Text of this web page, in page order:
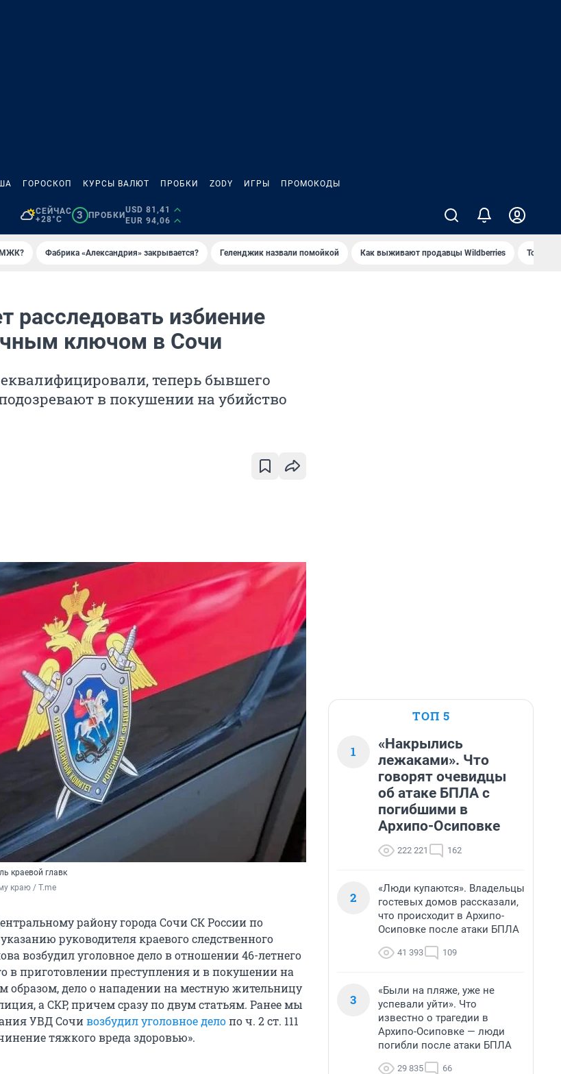
ГОРОСКОП КУРСЫ ВАЛЮТ ПРОБКИ ZODY ИГРЫ ПРОМОКОДЫ
СЕЙЧАС
+28°C
3 ПРОБКИ
USD 81,41
EUR 94,06
МЖК? Фабрика «Александрия» закрывается? Геленджик назвали помойкой Как выживают продавцы Wildberries Топ
расследовать избиение
ключом в Сочи
теперь бывшего
в покушении на убийство
краевой главк
краю / T.me
району города Сочи СК России по
руководителя краевого следственного
возбудил уголовное дело в отношении 46-летнего
в приготовлении преступления и в покушении на
образом, дело о нападении на местную жительницу
а СКР, причем сразу по двум статьям. Ранее мы
УВД Сочивозбудил уголовное делопо ч. 2 ст. 111
тяжкого вреда здоровью».
ТОП 5
1
«Накрылись
лежаками». Что
говорят очевидцы
об атаке БПЛА с
погибшими в
Архипо-Осиповке
222 221 162
2
«Люди купаются». Владельцы
гостевых домов рассказали,
что происходит в Архипо-
Осиповке после атаки БПЛА
41 393 109
3
«Были на пляже, уже не
успевали уйти». Что
известно о трагедии в
Архипо-Осиповке — люди
погибли после атаки БПЛА
29 835 66